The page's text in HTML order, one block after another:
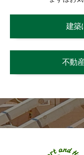
建築
不動